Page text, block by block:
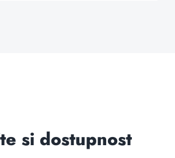
si dostupnost